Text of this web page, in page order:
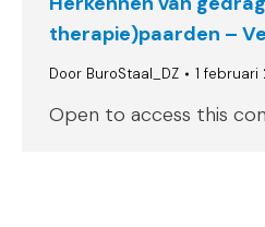
therapie)paarden –
Door BuroStaal_DZ 1 februari
Open to access this